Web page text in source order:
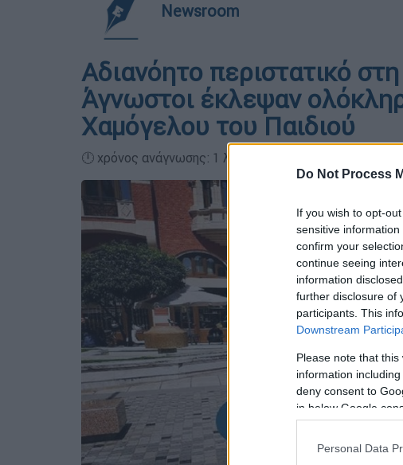
Do Not Process
If you wish to opt-
sensitive
confirm your
continue seeing
information
further disclosure of
participants. This
Downstream
Please note that
information
deny consent to
in below Google
Personal Data
Newsroom
Αδιανόητο περιστατικό
Άγνωστοι έκλεψαν
Χαμόγελου του Παιδιού
🕛 χρόνος ανάγνωσης: 1 λεπτό ┋